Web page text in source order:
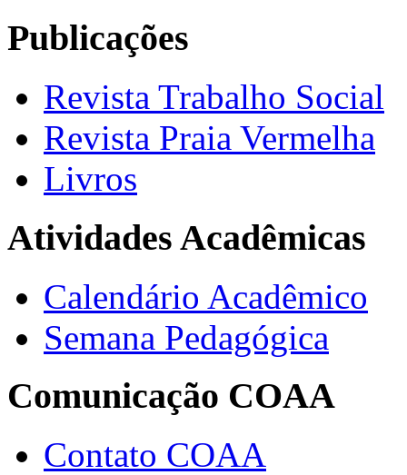
Publicações
Revista Trabalho Social
Revista Praia Vermelha
Livros
Atividades Acadêmicas
Calendário Acadêmico
Semana Pedagógica
Comunicação COAA
Contato COAA